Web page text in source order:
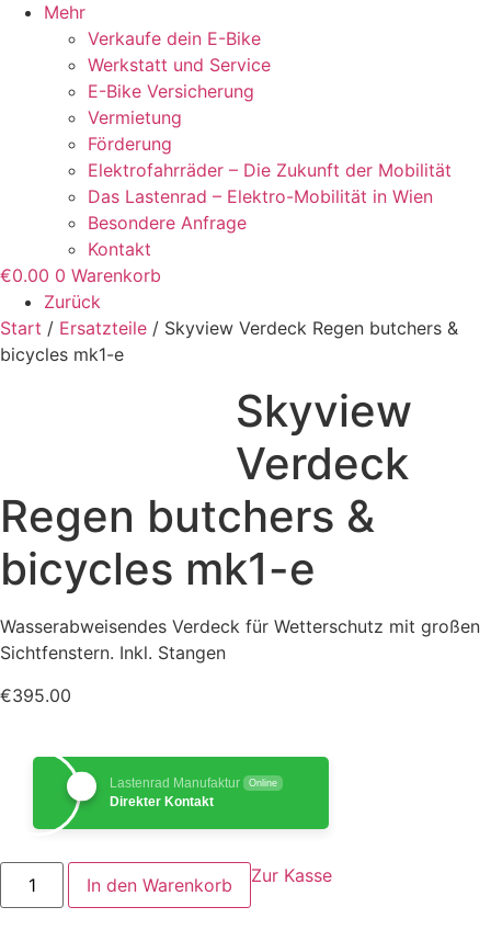
Mehr
Verkaufe dein E-Bike
Werkstatt und Service
E-Bike Versicherung
Vermietung
Förderung
Elektrofahrräder – Die Zukunft der Mobilität
Das Lastenrad – Elektro-Mobilität in Wien
Besondere Anfrage
Kontakt
€0.00 0 Warenkorb
Zurück
Start / Ersatzteile / Skyview Verdeck Regen butchers &
bicycles mk1-e
Skyview
Verdeck
Regen butchers &
bicycles mk1-e
Wasserabweisendes Verdeck für Wetterschutz mit großen
Sichtfenstern. Inkl. Stangen
€395.00
Lastenrad Manufaktur Online
Direkter Kontakt
Skyview
Verdeck
Regen
In den Warenkorb Zur Kasse